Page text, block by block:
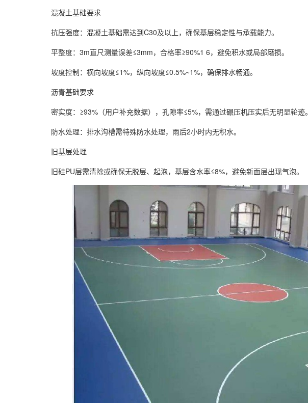
混凝土基础要求
抗压强度：混凝土基础需达到C30及以上，确保基层稳定性与承载能力。
平整度：3m直尺测量误差≤3mm，合格率≥90%1 6，避免积水或局部磨损。
坡度控制：横向坡度≤1%，纵向坡度≤0.5%~1%，确保排水畅通。
沥青基础要求
密实度：≥93%（用户补充数据），孔隙率≤5%，需通过碾压机压实后无明显轮迹。
防水处理：排水沟槽需特殊防水处理，雨后2小时内无积水。
旧基层处理
旧硅PU层需清除或确保无脱层、起泡，基层含水率≤8%，避免新面层出现气泡。